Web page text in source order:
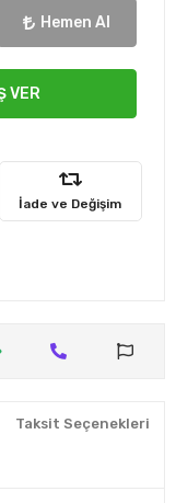
Hemen Al
VER
İade ve Değişim
Taksit Seçenekleri